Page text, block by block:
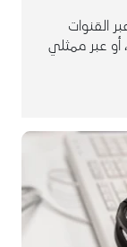
القنوات
أو عبر ممثلي
العملاء
فلكس كول
8001248000
الرقم
السعودية.